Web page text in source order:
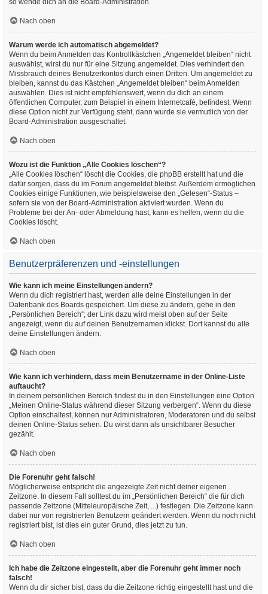
so wende dich an die Board-Administration.
Nach oben
Warum werde ich automatisch abgemeldet?
Wenn du beim Anmelden das Kontrollkästchen „Angemeldet bleiben“ nicht
auswählst, wirst du nur für eine Sitzung angemeldet. Dies verhindert den
Missbrauch deines Benutzerkontos durch einen Dritten. Um angemeldet zu
bleiben, kannst du das Kästchen „Angemeldet bleiben“ beim Anmelden
auswählen. Dies ist nicht empfehlenswert, wenn du dich an einem
öffentlichen Computer, zum Beispiel in einem Internetcafé, befindest. Wenn
diese Option nicht zur Verfügung steht, dann wurde sie vermutlich von der
Board-Administration ausgeschaltet.
Nach oben
Wozu ist die Funktion „Alle Cookies löschen“?
„Alle Cookies löschen“ löscht die Cookies, die phpBB erstellt hat und die
dafür sorgen, dass du im Forum angemeldet bleibst. Außerdem ermöglichen
Cookies einige Funktionen, wie beispielsweise den „Gelesen“-Status –
sofern sie von der Board-Administration aktiviert wurden. Wenn du
Probleme bei der An- oder Abmeldung hast, kann es helfen, wenn du die
Cookies löscht.
Nach oben
Benutzerpräferenzen und -einstellungen
Wie kann ich meine Einstellungen ändern?
Wenn du dich registriert hast, werden alle deine Einstellungen in der
Datenbank des Boards gespeichert. Um diese zu ändern, gehe in den
„Persönlichen Bereich“; der Link dazu wird meist oben auf der Seite
angezeigt, wenn du auf deinen Benutzernamen klickst. Dort kannst du alle
deine Einstellungen ändern.
Nach oben
Wie kann ich verhindern, dass mein Benutzername in der Online-Liste
auftaucht?
In deinem persönlichen Bereich findest du in den Einstellungen eine Option
„Meinen Online-Status während dieser Sitzung verbergen“. Wenn du diese
Option einschaltest, können nur Administratoren, Moderatoren und du selbst
deinen Online-Status sehen. Du wirst dann als unsichtbarer Besucher
gezählt.
Nach oben
Die Forenuhr geht falsch!
Möglicherweise entspricht die angezeigte Zeit nicht deiner eigenen
Zeitzone. In diesem Fall solltest du im „Persönlichen Bereich“ die für dich
passende Zeitzone (Mitteleuropäische Zeit, ...) festlegen. Die Zeitzone kann
dabei nur von registrierten Benutzern geändert werden. Wenn du noch nicht
registriert bist, ist dies ein guter Grund, dies jetzt zu tun.
Nach oben
Ich habe die Zeitzone eingestellt, aber die Forenuhr geht immer noch
falsch!
Wenn du dir sicher bist, dass du die Zeitzone richtig eingestellt hast und die